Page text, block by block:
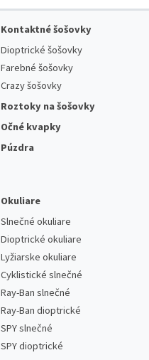
Kontaktné šošovky
Dioptrické šošovky
Farebné šošovky
Crazy šošovky
Roztoky na šošovky
Očné kvapky
Púzdra
Okuliare
Slnečné okuliare
Dioptrické okuliare
Lyžiarske okuliare
Cyklistické slnečné
Ray-Ban slnečné
Ray-Ban dioptrické
SPY slnečné
SPY dioptrické